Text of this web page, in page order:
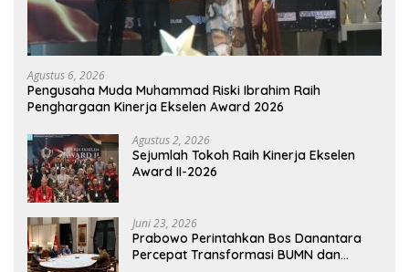
Agustus 6, 2026
Pengusaha Muda Muhammad Riski Ibrahim Raih
Penghargaan Kinerja Ekselen Award 2026
Agustus 2, 2026
Sejumlah Tokoh Raih Kinerja Ekselen
Award II-2026
Juni 23, 2026
Prabowo Perintahkan Bos Danantara
Percepat Transformasi BUMN dan